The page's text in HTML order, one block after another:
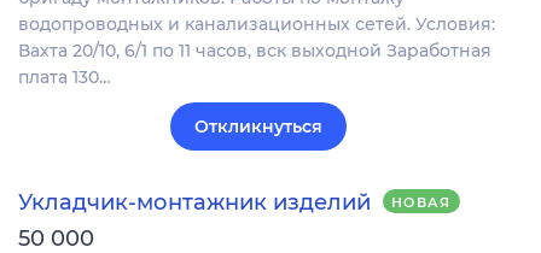
водопроводных и канализационных сетей. Условия:
Вахта 20/10, 6/1 по 11 часов, вск выходной Заработная
плата 130…
Откликнуться
Укладчик-монтажник изделий НОВАЯ
50 000